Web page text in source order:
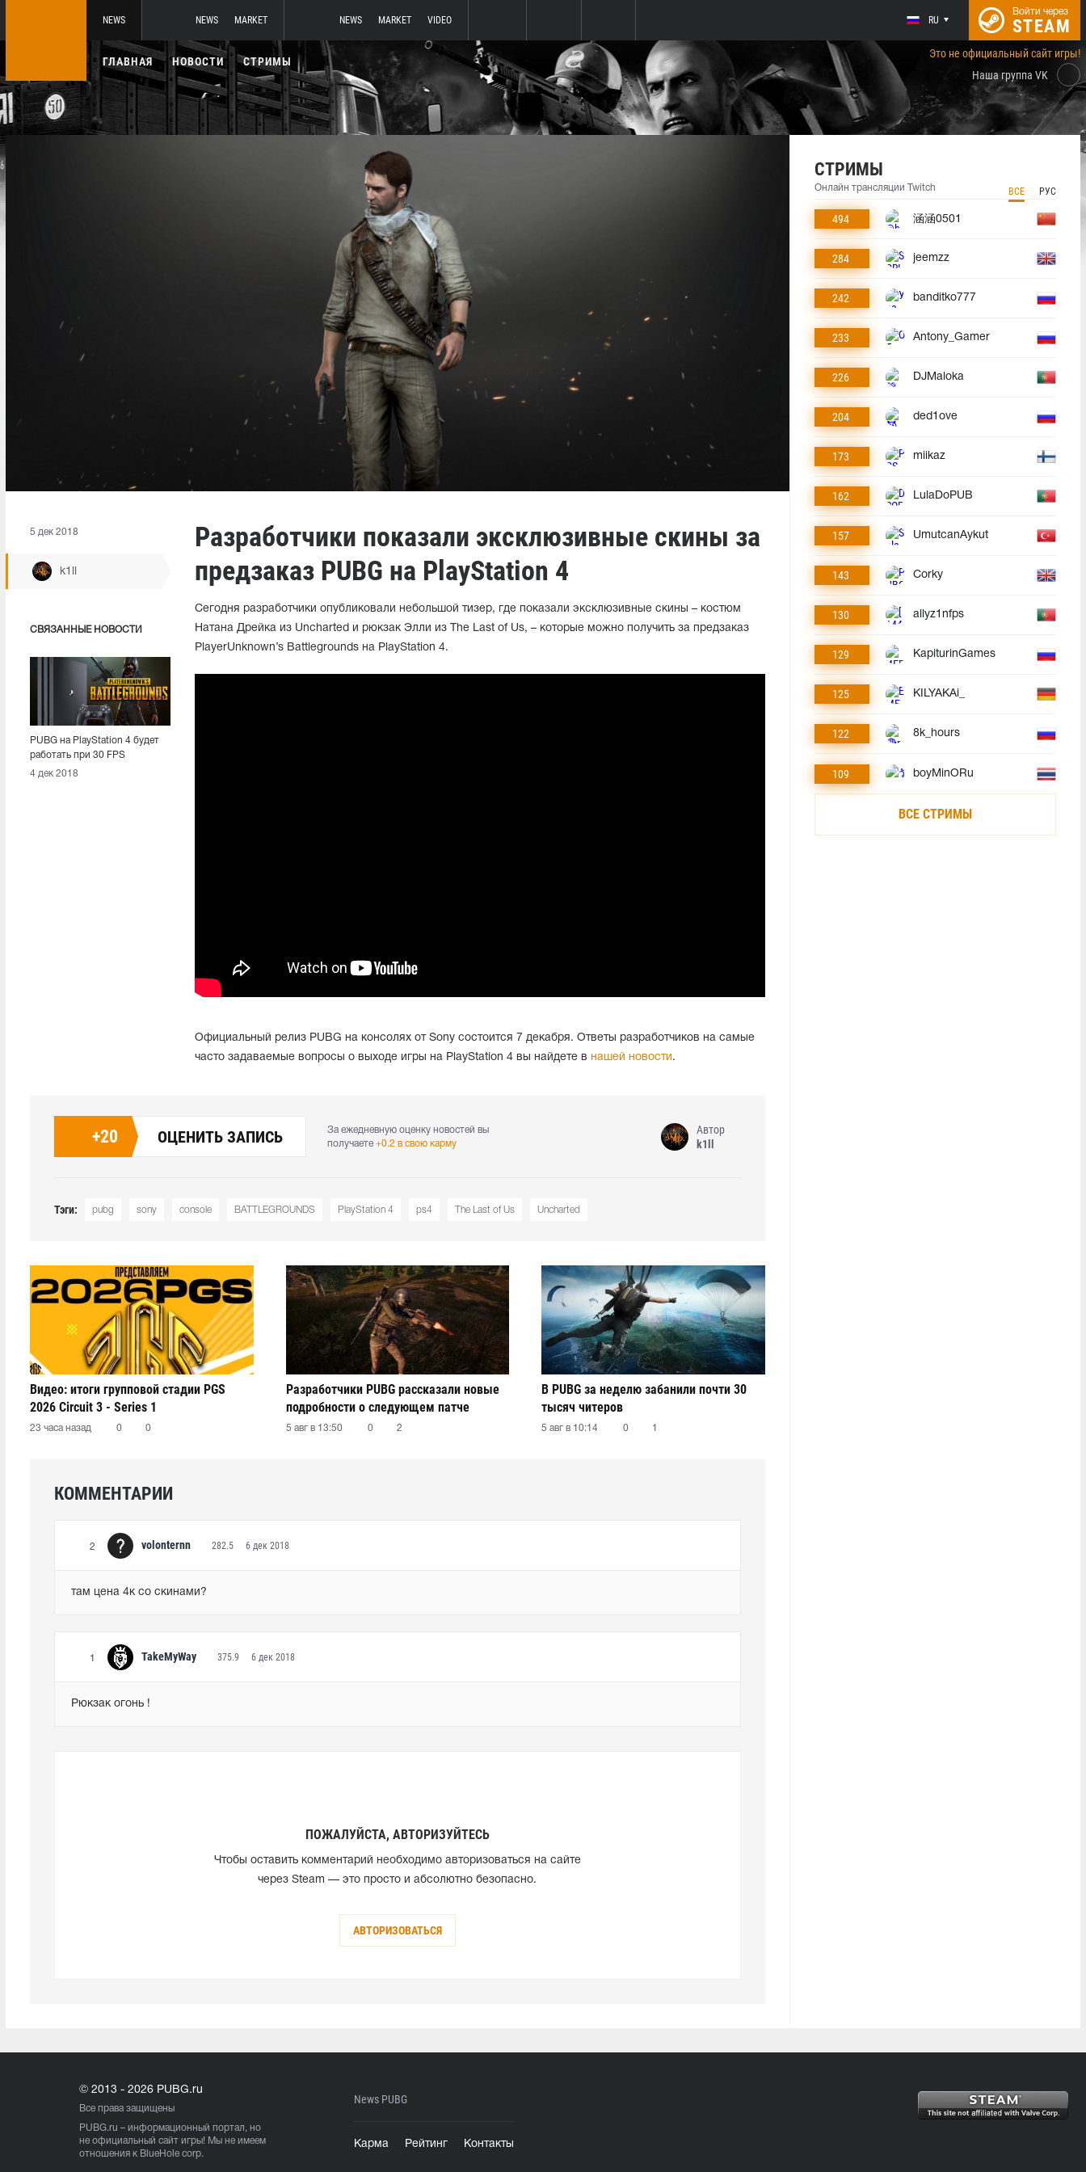
NEWS NEWS MARKET NEWS MARKET VIDEO RU
Войти через
STEAM
ГЛАВНАЯ НОВОСТИ СТРИМЫ
Это не официальный сайт игры!
Наша группа VK
5 дек 2018
k1ll
СВЯЗАННЫЕ НОВОСТИ
PUBG на PlayStation 4 будет
работать при 30 FPS
4 дек 2018
Разработчики показали эксклюзивные скины за
предзаказ PUBG на PlayStation 4
Сегодня разработчики опубликовали небольшой тизер, где показали эксклюзивные скины – костюм
Натана Дрейка из Uncharted и рюкзак Элли из The Last of Us, – которые можно получить за предзаказ
PlayerUnknown’s Battlegrounds на PlayStation 4.
Официальный релиз PUBG на консолях от Sony состоится 7 декабря. Ответы разработчиков на самые
часто задаваемые вопросы о выходе игры на PlayStation 4 вы найдете в нашей новости.
+20 ОЦЕНИТЬ ЗАПИСЬ
За ежедневную оценку новостей вы
получаете +0.2 в свою карму
Автор
k1ll
Тэги: pubg sony console BATTLEGROUNDS PlayStation 4 ps4 The Last of Us Uncharted
Видео: итоги групповой стадии PGS
2026 Circuit 3 - Series 1
23 часа назад 0 0
Разработчики PUBG рассказали новые
подробности о следующем патче
5 авг в 13:50 0 2
В PUBG за неделю забанили почти 30
тысяч читеров
5 авг в 10:14 0 1
КОММЕНТАРИИ
2 volonternn 282.5 6 дек 2018
там цена 4к со скинами?
1 TakeMyWay 375.9 6 дек 2018
Рюкзак огонь !
ПОЖАЛУЙСТА, АВТОРИЗУЙТЕСЬ
Чтобы оставить комментарий необходимо авторизоваться на сайте
через Steam — это просто и абсолютно безопасно.
АВТОРИЗОВАТЬСЯ
СТРИМЫ
Онлайн трансляции Twitch ВСЕ РУС
494 涵涵0501
284 jeemzz
242 banditko777
233 Antony_Gamer
226 DJMaloka
204 ded1ove
173 miikaz
162 LulaDoPUB
157 UmutcanAykut
143 Corky
130 allyz1nfps
129 KapiturinGames
125 KILYAKAi_
122 8k_hours
109 boyMinORu
ВСЕ СТРИМЫ
© 2013 - 2026 PUBG.ru
Все права защищены
PUBG.ru – информационный портал, но
не официальный сайт игры! Мы не имеем
отношения к BlueHole corp.
News PUBG
Карма Рейтинг Контакты